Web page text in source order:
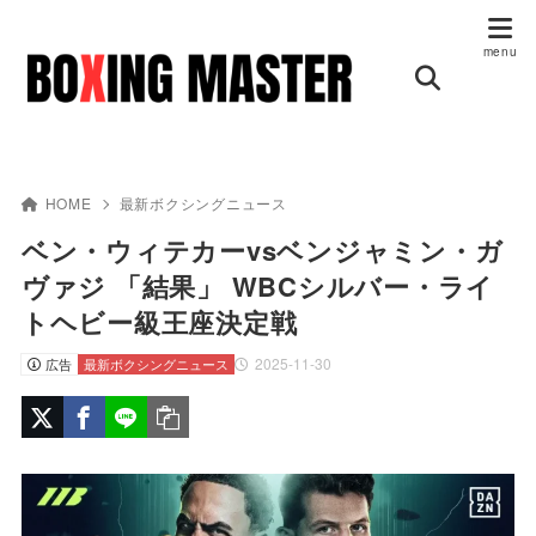
HOME 最新ボクシングニュース
ベン・ウィテカーvsベンジャミン・ガ
ヴァジ 「結果」 WBCシルバー・ライ
トヘビー級王座決定戦
広告 2025-11-30
最新ボクシングニュース